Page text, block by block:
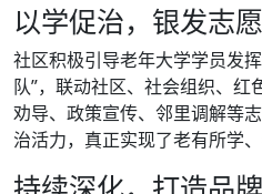
以学促治，银发志
社区积极引导老年大学学员发
队”，联动社区、社会组织、红
劝导、政策宣传、邻里调解等
治活力，真正实现了老有所学